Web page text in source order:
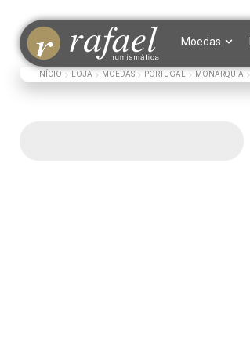
Moedas
INÍCIO LOJA MOEDAS PORTUGAL MONARQUIA